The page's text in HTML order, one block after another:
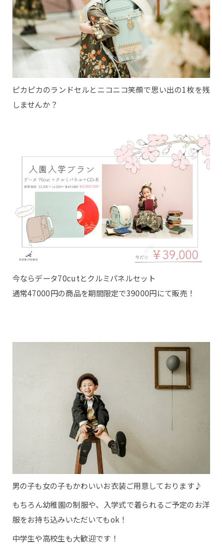
KOBITONOについて
コンセプト
店舗について
ギャラリー
Q&A
ブログ
ピカピカのランドセルとニコニコ笑顔で思い出の1枚を残
しませんか？
今ならデータ70cutとクルミパネルセット
通常47000円の商品を期間限定で39000円にて販売！
男の子も女の子もかわいいお衣装ご用意しております♪
もちろん幼稚園の制服や、入学式で着られるご予定のお洋
服をお持ち込みいただいてもok！
中学生や高校生も大歓迎です！